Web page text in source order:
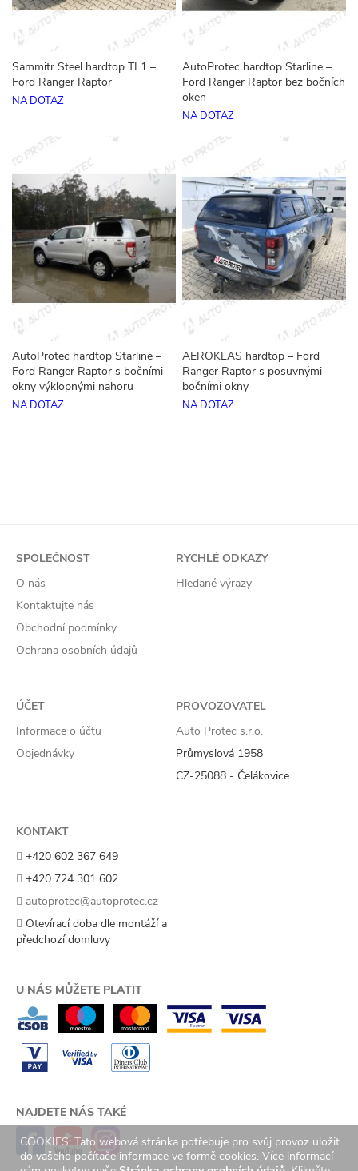
COOKIES: Tato webová stránka potřebuje pro svůj provoz uložit
do vašeho počítače informace ve formě cookies. Více informací
Sammitr Steel hardtop TL1 –
Ford Ranger Raptor
NA DOTAZ
AutoProtec hardtop Starline –
Ford Ranger Raptor bez bočních
oken
NA DOTAZ
AutoProtec hardtop Starline –
Ford Ranger Raptor s bočními
okny výklopnými nahoru
NA DOTAZ
AEROKLAS hardtop – Ford
Ranger Raptor s posuvnými
bočními okny
NA DOTAZ
SPOLEČNOST
O nás
Kontaktujte nás
Obchodní podmínky
Ochrana osobních údajů
RYCHLÉ ODKAZY
Hledané výrazy
ÚČET
Informace o účtu
Objednávky
PROVOZOVATEL
Auto Protec s.r.o.
Průmyslová 1958
CZ-25088 - Čelákovice
KONTAKT
+420 602 367 649
+420 724 301 602
autoprotec@autoprotec.cz
Otevírací doba dle montáží a
předchozí domluvy
U NÁS MŮŽETE PLATIT
NAJDETE NÁS TAKÉ